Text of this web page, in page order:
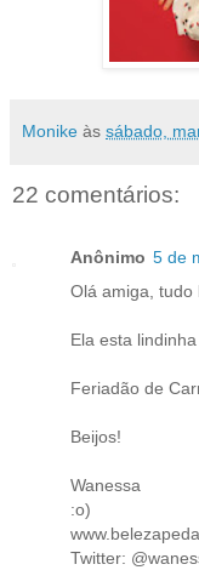
Monike às sábado,
22 comentários:
Anônimo 5 de
Olá amiga, tudo
Ela esta
Feriadão de
Beijos!
Wanessa
:o)
Twitter: